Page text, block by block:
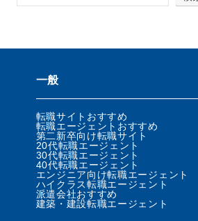
一般
転職サイトおすすめ
転職エージェントおすすめ
第二新卒向け転職サイト
20代転職エージェント
30代転職エージェント
40代転職エージェント
エンジニア向け転職エージェント
ハイクラス転職エージェント
派遣会社おすすめ
建築・建設転職エージェント